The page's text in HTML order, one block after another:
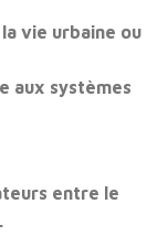
vie urbaine ou
aux systèmes
entre le